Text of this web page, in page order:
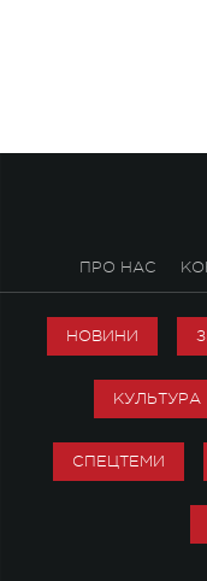
ПРО НАС
НОВИНИ
КУЛЬТУРА
СПЕЦТЕМИ